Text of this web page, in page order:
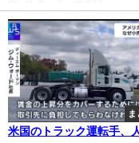
米国のトラック運転手、